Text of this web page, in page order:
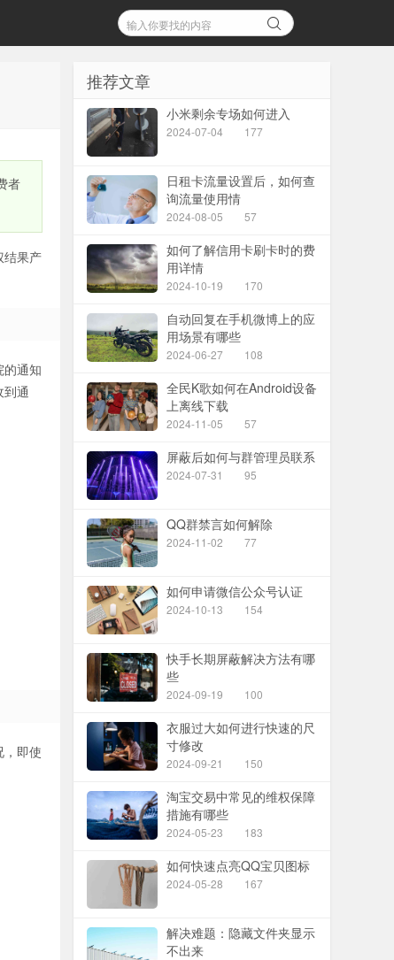
者
结果产
的通知
通
，即使
推荐文章
小米剩余专场如何进入
2024-07-04 177
日租卡流量设置后，如何查
询流量使用情
2024-08-05 57
如何了解信用卡刷卡时的费
用详情
2024-10-19 170
自动回复在手机微博上的应
用场景有哪些
2024-06-27 108
全民K歌如何在Android设备
上离线下载
2024-11-05 57
屏蔽后如何与群管理员联系
2024-07-31 95
QQ群禁言如何解除
2024-11-02 77
如何申请微信公众号认证
2024-10-13 154
快手长期屏蔽解决方法有哪
些
2024-09-19 100
衣服过大如何进行快速的尺
寸修改
2024-09-21 150
淘宝交易中常见的维权保障
措施有哪些
2024-05-23 183
如何快速点亮QQ宝贝图标
2024-05-28 167
解决难题：隐藏文件夹显示
不出来